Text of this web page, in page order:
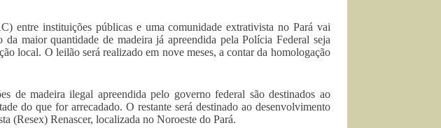
entre instituições públicas e uma comunidade extrativista no Pará vai
maior quantidade de madeira já apreendida pela Polícia Federal seja
local. O leilão será realizado em nove meses, a contar da homologação
de madeira ilegal apreendida pelo governo federal são destinados ao
do que for arrecadado. O restante será destinado ao desenvolvimento
(Resex) Renascer, localizada no Noroeste do Pará.